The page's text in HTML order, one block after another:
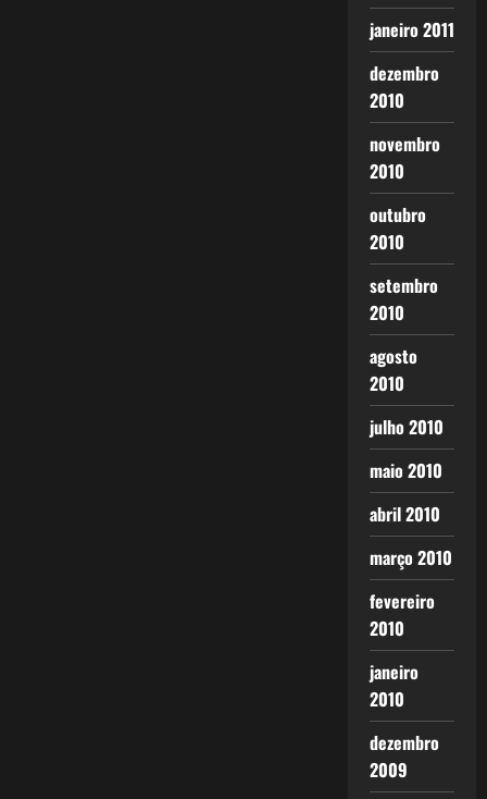
janeiro 2011
dezembro
2010
novembro
2010
outubro
2010
setembro
2010
agosto
2010
julho 2010
maio 2010
abril 2010
março 2010
fevereiro
2010
janeiro
2010
dezembro
2009